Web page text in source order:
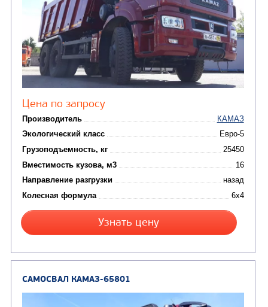
Цена по запросу
Производитель
Экологический класс
Грузоподъемность, кг
Вместимость кузова, м3
Направление разгрузки
Узнать цену